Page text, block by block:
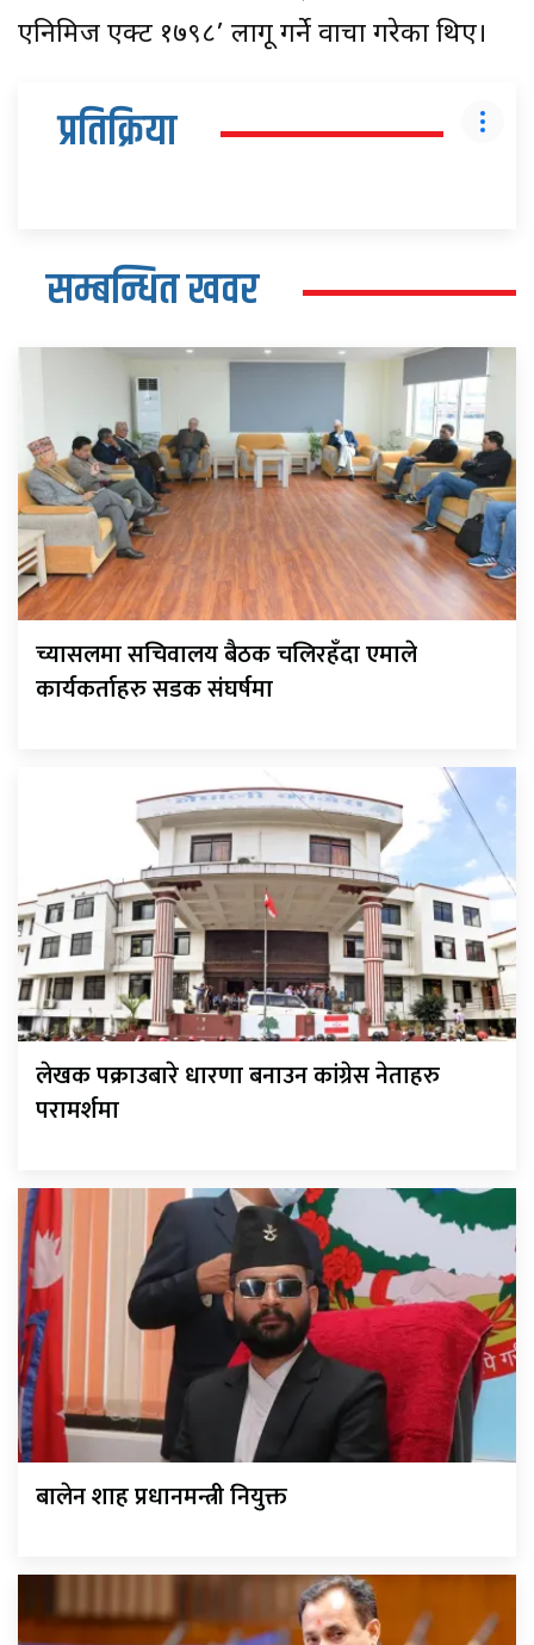
एनिमिज एक्ट १७९८’ लागू गर्ने वाचा गरेका थिए।
प्रतिक्रिया
सम्बन्धित खवर
च्यासलमा सचिवालय बैठक चलिरहँदा एमाले
कार्यकर्ताहरु सडक संघर्षमा
लेखक पक्राउबारे धारणा बनाउन कांग्रेस नेताहरु
परामर्शमा
बालेन शाह प्रधानमन्त्री नियुक्त